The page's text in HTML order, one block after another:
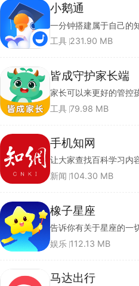
小鹅通
一分钟搭建属于自己的
工具 231.90 MB
皆成守护家长端
家长可以来更好的管控
工具 79.98 MB
手机知网
新闻 104.30 MB
橡子星座
告诉你有关于星座的一
娱乐 112.13 MB
马达出行